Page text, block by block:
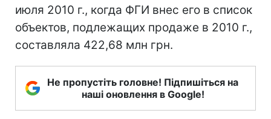
июля 2010 г., когда ФГИ внес его в список
объектов, подлежащих продаже в 2010 г.,
составляла 422,68 млн грн.
Не пропустіть головне! Підпишіться на
наші оновлення в Google!